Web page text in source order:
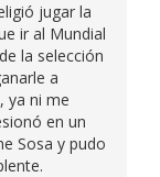
jugar la
ir al Mundial
la selección
a
ya ni me
en un
Sosa y pudo